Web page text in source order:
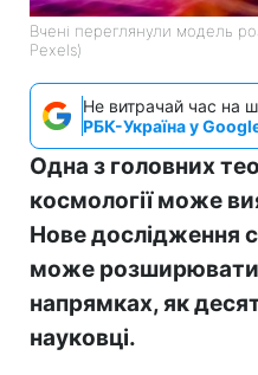
Вчені переглянули модель
Pexels)
Не витрачай час на
РБК-Україна у
Одна з головних
космології може
Нове дослідження
може
напрямках, як
науковці.